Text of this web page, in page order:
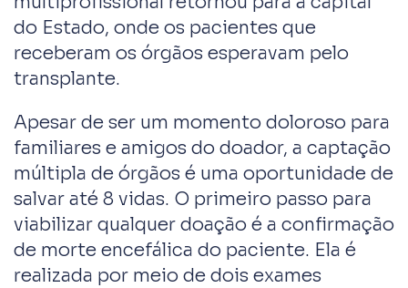
do Estado, onde os pacientes que
receberam os órgãos esperavam pelo
transplante.
Apesar de ser um momento doloroso para
familiares e amigos do doador, a captação
múltipla de órgãos é uma oportunidade de
salvar até 8 vidas. O primeiro passo para
viabilizar qualquer doação é a confirmação
de morte encefálica do paciente. Ela é
realizada por meio de dois exames